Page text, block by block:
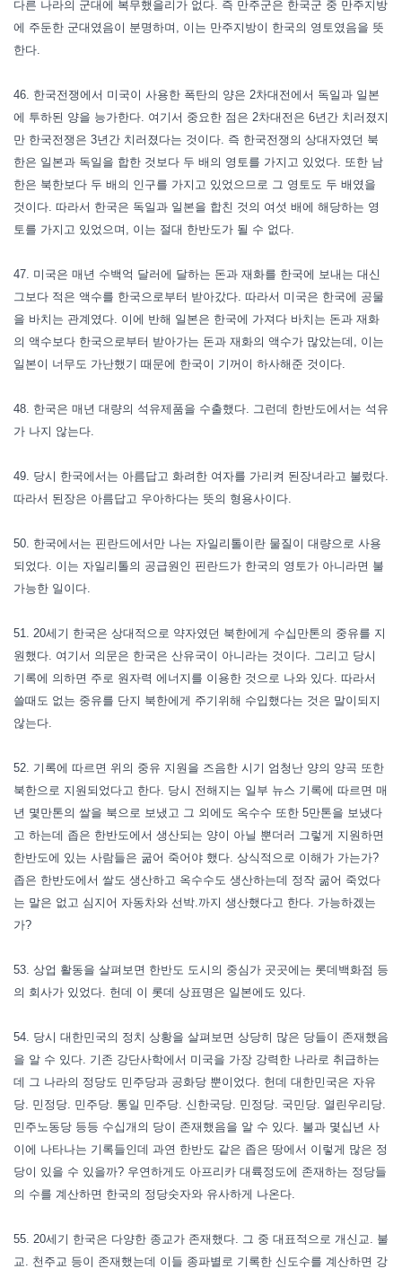
다른 나라의 군대에 복무했을리가 없다. 즉 만주군은 한국군 중 만주지방
에 주둔한 군대였음이 분명하며, 이는 만주지방이 한국의 영토였음을 뜻
한다.
46. 한국전쟁에서 미국이 사용한 폭탄의 양은 2차대전에서 독일과 일본
에 투하된 양을 능가한다. 여기서 중요한 점은 2차대전은 6년간 치러졌지
만 한국전쟁은 3년간 치러졌다는 것이다. 즉 한국전쟁의 상대자였던 북
한은 일본과 독일을 합한 것보다 두 배의 영토를 가지고 있었다. 또한 남
한은 북한보다 두 배의 인구를 가지고 있었으므로 그 영토도 두 배였을
것이다. 따라서 한국은 독일과 일본을 합친 것의 여섯 배에 해당하는 영
토를 가지고 있었으며, 이는 절대 한반도가 될 수 없다.
47. 미국은 매년 수백억 달러에 달하는 돈과 재화를 한국에 보내는 대신
그보다 적은 액수를 한국으로부터 받아갔다. 따라서 미국은 한국에 공물
을 바치는 관계였다. 이에 반해 일본은 한국에 가져다 바치는 돈과 재화
의 액수보다 한국으로부터 받아가는 돈과 재화의 액수가 많았는데, 이는
일본이 너무도 가난했기 때문에 한국이 기꺼이 하사해준 것이다.
48. 한국은 매년 대량의 석유제품을 수출했다. 그런데 한반도에서는 석유
가 나지 않는다.
49. 당시 한국에서는 아름답고 화려한 여자를 가리켜 된장녀라고 불렀다.
따라서 된장은 아름답고 우아하다는 뜻의 형용사이다.
50. 한국에서는 핀란드에서만 나는 자일리톨이란 물질이 대량으로 사용
되었다. 이는 자일리톨의 공급원인 핀란드가 한국의 영토가 아니라면 불
가능한 일이다.
51. 20세기 한국은 상대적으로 약자였던 북한에게 수십만톤의 중유를 지
원했다. 여기서 의문은 한국은 산유국이 아니라는 것이다. 그리고 당시
기록에 의하면 주로 원자력 에너지를 이용한 것으로 나와 있다. 따라서
쓸때도 없는 중유를 단지 북한에게 주기위해 수입했다는 것은 말이되지
않는다.
52. 기록에 따르면 위의 중유 지원을 즈음한 시기 엄청난 양의 양곡 또한
북한으로 지원되었다고 한다. 당시 전해지는 일부 뉴스 기록에 따르면 매
년 몇만톤의 쌀을 북으로 보냈고 그 외에도 옥수수 또한 5만톤을 보냈다
고 하는데 좁은 한반도에서 생산되는 양이 아닐 뿐더러 그렇게 지원하면
한반도에 있는 사람들은 굶어 죽어야 했다. 상식적으로 이해가 가는가?
좁은 한반도에서 쌀도 생산하고 옥수수도 생산하는데 정작 굶어 죽었다
는 말은 없고 심지어 자동차와 선박.까지 생산했다고 한다. 가능하겠는
가?
53. 상업 활동을 살펴보면 한반도 도시의 중심가 곳곳에는 롯데백화점 등
의 회사가 있었다. 헌데 이 롯데 상표명은 일본에도 있다.
54. 당시 대한민국의 정치 상황을 살펴보면 상당히 많은 당들이 존재했음
을 알 수 있다. 기존 강단사학에서 미국을 가장 강력한 나라로 취급하는
데 그 나라의 정당도 민주당과 공화당 뿐이었다. 헌데 대한민국은 자유
당. 민정당. 민주당. 통일 민주당. 신한국당. 민정당. 국민당. 열린우리당.
민주노동당 등등 수십개의 당이 존재했음을 알 수 있다. 불과 몇십년 사
이에 나타나는 기록들인데 과연 한반도 같은 좁은 땅에서 이렇게 많은 정
당이 있을 수 있을까? 우연하게도 아프리카 대륙정도에 존재하는 정당들
의 수를 계산하면 한국의 정당숫자와 유사하게 나온다.
55. 20세기 한국은 다양한 종교가 존재했다. 그 중 대표적으로 개신교. 불
교. 천주교 등이 존재했는데 이들 종파별로 기록한 신도수를 계산하면 강